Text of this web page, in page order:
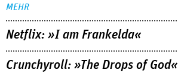
MEHR
Netflix: »I am Frankelda«
Crunchyroll: »The Drops of God«